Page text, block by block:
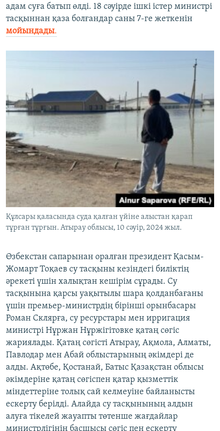
адам суға батып өлді. 18 сәуірде ішкі істер министрі
тасқыннан қаза болғандар саны 7-ге жеткенін
мойындады.
Құлсары қаласында суда қалған үйіне алыстан қарап
тұрған тұрғын. Атырау облысы, 10 сәуір, 2024 жыл.
Өзбекстан сапарынан оралған президент Қасым-
Жомарт Тоқаев су тасқыны кезіндегі биліктің
әрекеті үшін халықтан кешірім сұрады. Су
тасқынына қарсы уақытылы шара қолданбағаны
үшін премьер-министрдің бірінші орынбасары
Роман Склярға, су ресурстары мен ирригация
министрі Нұржан Нұржігітовке қатаң сөгіс
жариялады. Қатаң сөгісті Атырау, Ақмола, Алматы,
Павлодар мен Абай облыстарының әкімдері де
алды. Ақтөбе, Қостанай, Батыс Қазақстан облысы
әкімдеріне қатаң сөгіспен қатар қызметтік
міндеттеріне толық сай келмеуіне байланысты
ескерту берілді. Алайда су тасқынының алдын
алуға тікелей жауапты төтенше жағдайлар
министрлігінің басшысы сөгіс пен ескерту